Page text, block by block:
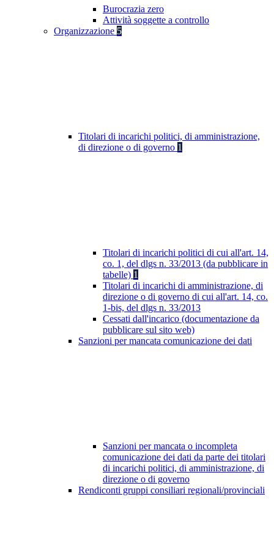
Burocrazia zero
Attività soggette a controllo
Organizzazione 5
Titolari di incarichi politici, di amministrazione,
di direzione o di governo 1
Titolari di incarichi politici di cui all'art. 14,
co. 1, del dlgs n. 33/2013 (da pubblicare in
tabelle) 1
Titolari di incarichi di amministrazione, di
direzione o di governo di cui all'art. 14, co.
1-bis, del dlgs n. 33/2013
Cessati dall'incarico (documentazione da
pubblicare sul sito web)
Sanzioni per mancata comunicazione dei dati
Sanzioni per mancata o incompleta
comunicazione dei dati da parte dei titolari
di incarichi politici, di amministrazione, di
direzione o di governo
Rendiconti gruppi consiliari regionali/provinciali